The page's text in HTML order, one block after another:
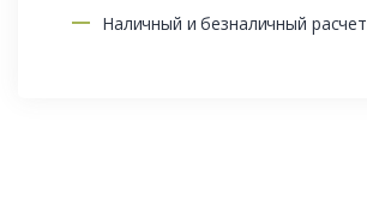
Наличный и безналичный расчет